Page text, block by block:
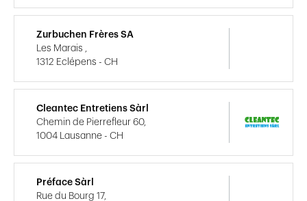
Zurbuchen Frères SA
Les Marais ,
1312 Eclépens - CH
Cleantec Entretiens Sàrl
Chemin de Pierrefleur 60,
1004 Lausanne - CH
Préface Sàrl
Rue du Bourg 17,